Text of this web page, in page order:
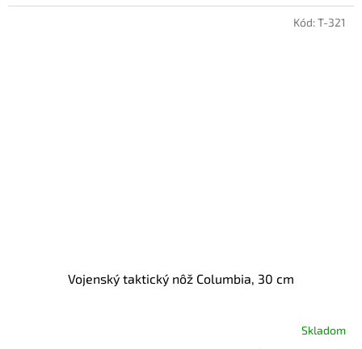
Vojenský taktický nôž Columbia, 30 cm
Skladom
Kód:T-321